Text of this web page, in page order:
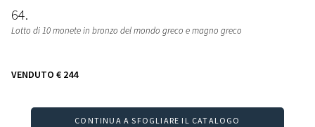
64
Lotto di 10 monete in bronzo del mondo greco e magno greco
VENDUTO € 244
CONTINUA A SFOGLIARE IL CATALOGO